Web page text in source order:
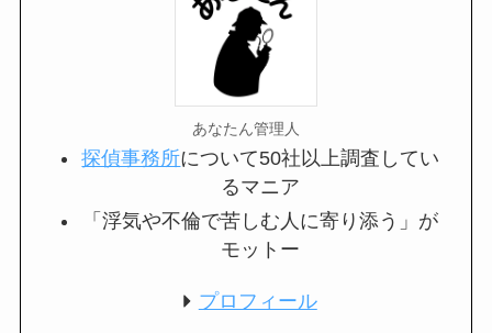
あなたん管理人
探偵事務所について50社以上調査してい
るマニア
「浮気や不倫で苦しむ人に寄り添う」が
モットー
プロフィール